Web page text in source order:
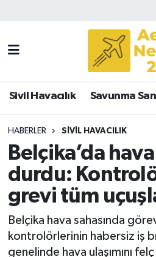
Sivil Havacılık Savunma
HABERLER SIVIL HAVACILIK
Belçika’da
durdu:
grevi tüm
Belçika hava sahasında
kontrolörlerinin habersiz iş
genelinde hava ulaşımını